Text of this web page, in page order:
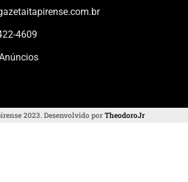
4609
2023. Desenvolvido porTheodoroJr